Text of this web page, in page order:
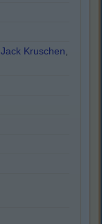
Jack Kruschen,